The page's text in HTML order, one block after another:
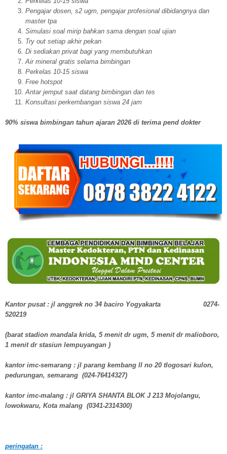
Pengajar dosen, s2 ugm, pengajar profesional dibidangnya dan
master tpa
Simulasi soal mirip bahkan sama dengan soal ujian
Try out setiap akhir pekan
Di sediakan privat bagi yang membutuhkan
Air mineral gratis selama bimbingan
Perkelas 10-15 siswa
Free hotspot
Antar jemput saat datang bimbingan dan tes
Konsultasi perkembangan siswa 24 jam
90% siswa bimbingan tahun ajaran 2026 di terima pend dokter
Kantor pusat : jl anggrek no 34 baciro Yogyakarta 0274-
520219
(barat stadion mandala krida, 5 menit dr ugm, 5 menit dr malioboro,
1 menit dr stasiun lempuyangan )
kantor imc-semarang : jl parang kembang ll no 20 tlogosari kulon,
pedurungan, semarang (024-76414327)
kantor imc-malang : jl GRIYA SHANTA BLOK J 213 Mojolangu,
lowokwaru, Kota malang (0341-2314300)
peringatan :